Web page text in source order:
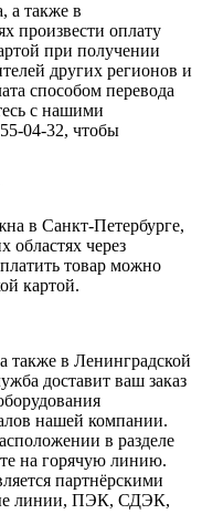
а также в
произвести оплату
при получении
других регионов и
способом перевода
с нашими
04-32, чтобы
в Санкт-Петербурге,
через
товар можно
картой.
также в Ленинградской
доставит ваш заказ
нашей компании.
в разделе
на горячую линию.
партнёрскими
линии, ПЭК, СДЭК,